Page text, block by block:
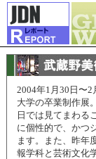
2004年1月30日〜
大学の卒業制作展
日では見てまわる
に個性的で、かつ
ます。また、昨年
報学科と芸術文化